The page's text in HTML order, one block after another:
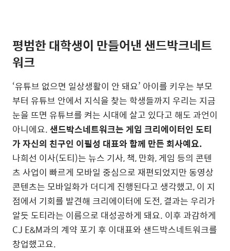
평범한대학생이 만들어낸 샌드박크네트
워크
‘유튜브 없으면 일상생활이 안 돼요’ 아이를 키우는 부모
부터 유튜브 안에서 지식을 찾는 학생들까지 우리는 지금
눈을 뜨면 유튜브를 켜는 시대에 살고 있다고 해도 과언이
아니에요.샌드박스네트워크는 게임 크리에이터인 도티
가 자신의 친구인 이필성 대표와 함께 만든 회사예요.
나희선 이사(도티)는 뉴스 기사, 책, 만화, 게임 등의 콘텐
츠 사업이 빠르게 모바일 중심으로 재편되었지만 동영상
콘텐츠는 모바일화가 더디게 진행된다고 생각했고, 이 지
점에서 기회를 발견해 크리에이터에 도전, 결과는 우리가
알듯 도티라는 이름으로 대성공하게 돼요. 이후 과감하게
CJ E&M과의 계약 포기 후 이대표와 샌드박스네트워크를
창업했고요.